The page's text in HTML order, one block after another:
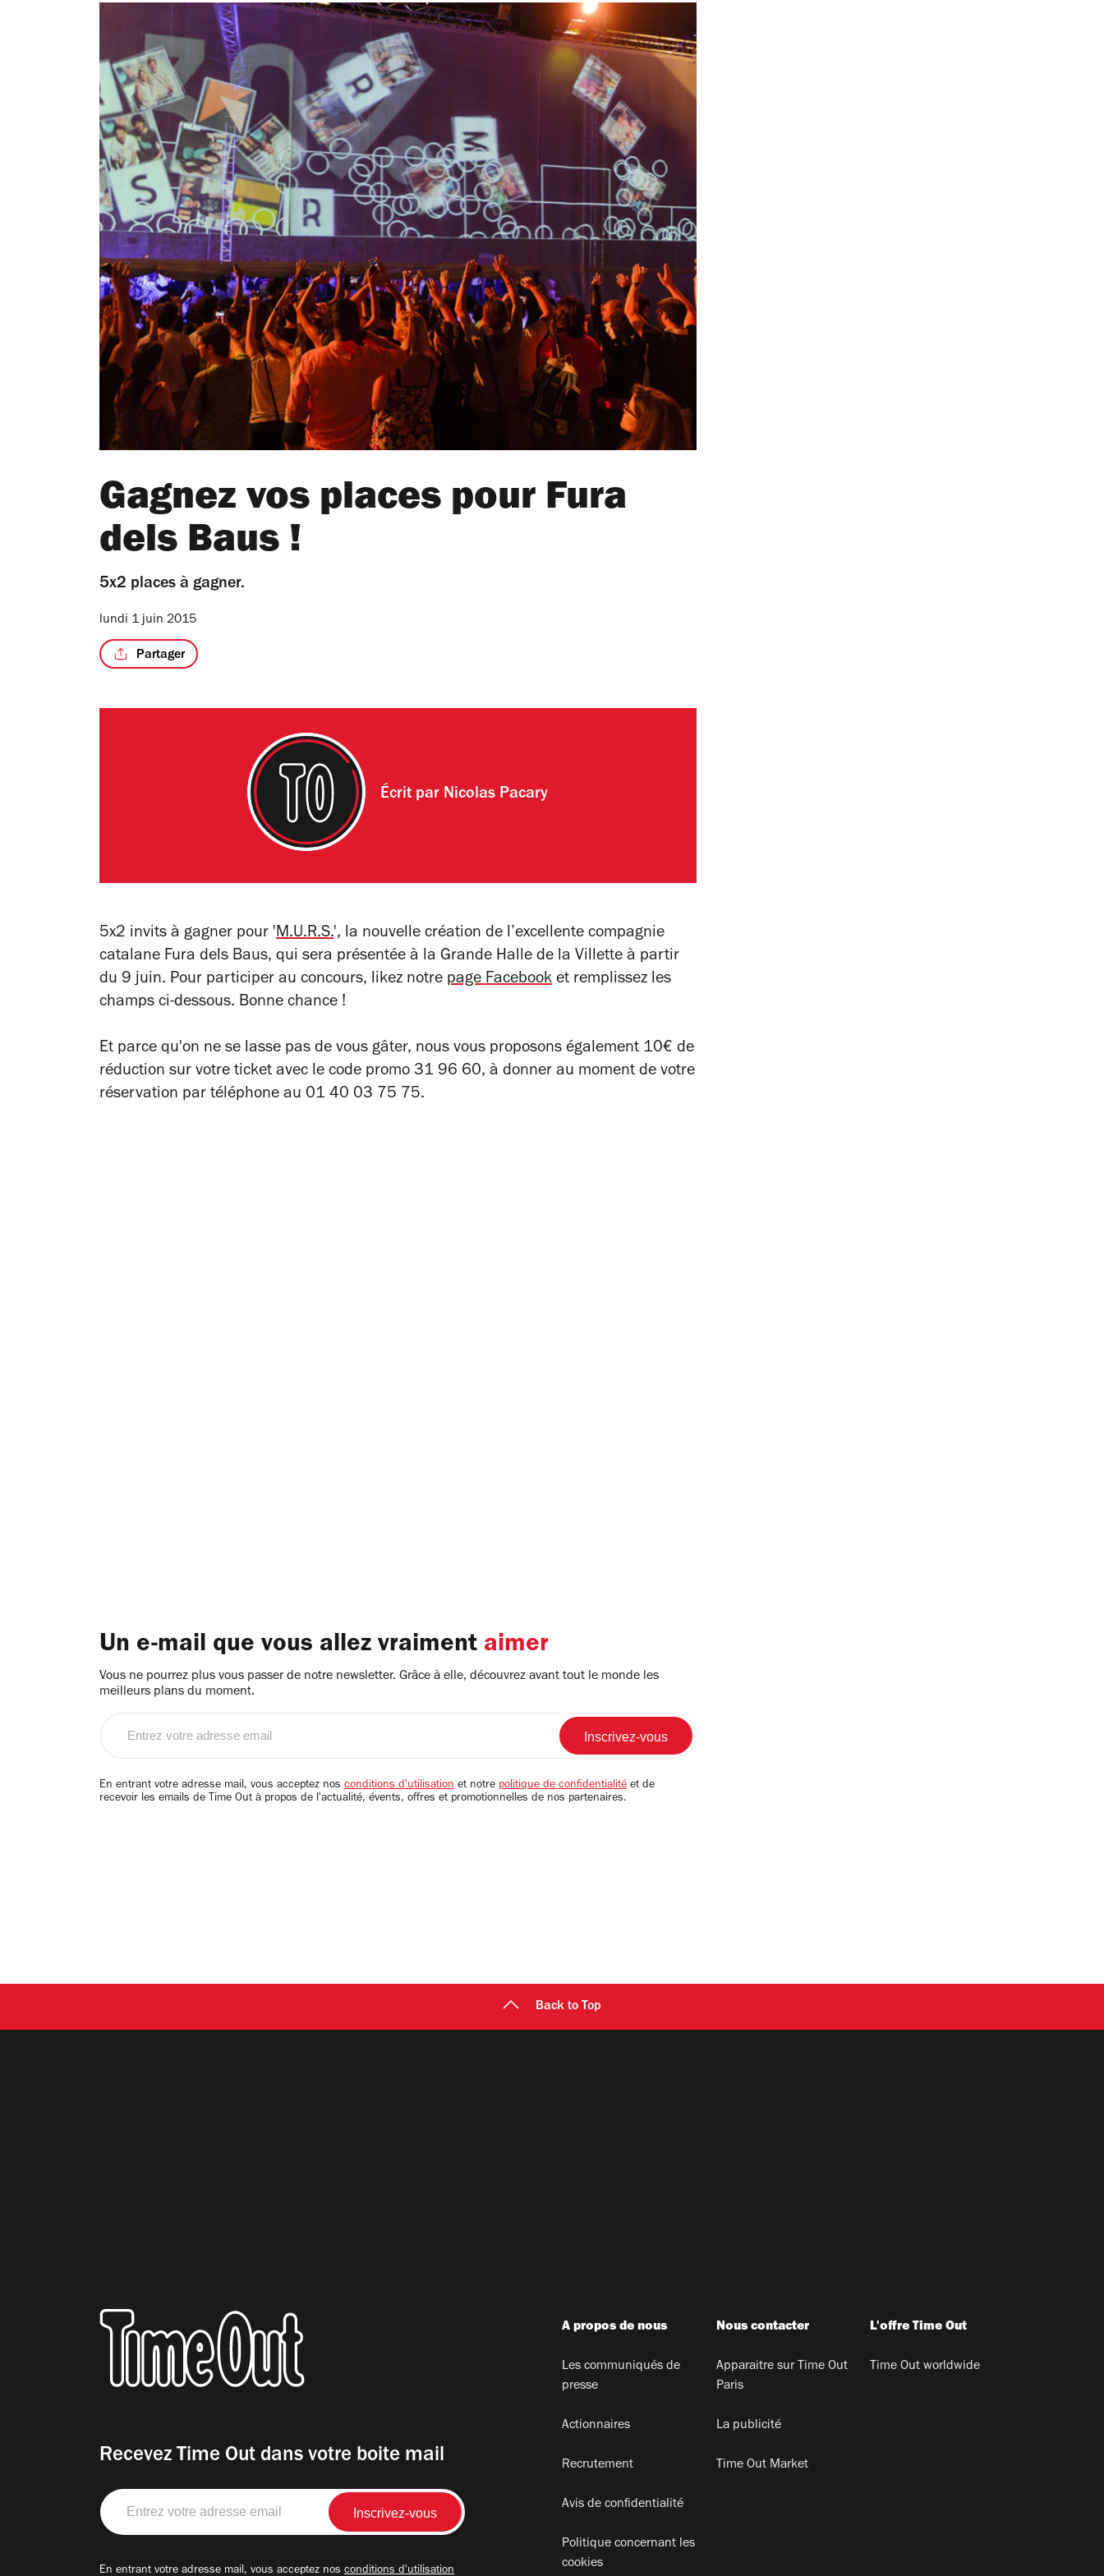
Gagnez vos places pour Fura
dels Baus !
5x2 places à gagner.
lundi 1 juin 2015
Partager
Écrit par Nicolas Pacary
5x2 invits à gagner pour 'M.U.R.S.', la nouvelle création de l’excellente compagnie
catalane Fura dels Baus, qui sera présentée à la Grande Halle de la Villette à partir
du 9 juin. Pour participer au concours, likez notre page Facebook et remplissez les
champs ci-dessous. Bonne chance !
Et parce qu'on ne se lasse pas de vous gâter, nous vous proposons également 10€ de
réduction sur votre ticket avec le code promo 31 96 60, à donner au moment de votre
réservation par téléphone au 01 40 03 75 75.
Un e-mail que vous allez vraiment aimer
Vous ne pourrez plus vous passer de notre newsletter. Grâce à elle, découvrez avant tout le monde les
meilleurs plans du moment.
Entrez
email
En entrant votre adresse mail, vous acceptez nos conditions d'utilisation et notre politique de confidentialité et de
recevoir les emails de Time Out à propos de l'actualité, évents, offres et promotionnelles de nos partenaires.
Back to Top
Recevez Time Out dans votre boite mail
Entrez
votre
adresse
En entrant votre adresse mail, vous acceptez nos conditions d'utilisation
A propos de nous
Les communiqués de
presse
Actionnaires
Recrutement
Avis de confidentialité
Politique concernant les
cookies
Nous contacter
Apparaitre sur Time Out
Paris
La publicité
Time Out Market
L'offre Time Out
Time Out worldwide